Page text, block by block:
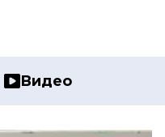
Видео